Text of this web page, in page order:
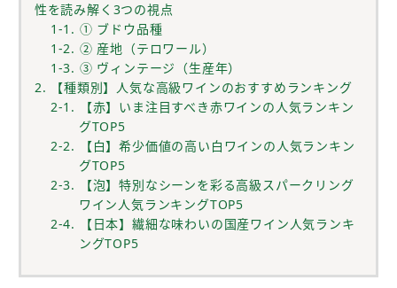
性を読み解く3つの視点
1-1. ① ブドウ品種
1-2. ② 産地（テロワール）
1-3. ③ ヴィンテージ（生産年）
2. 【種類別】人気な高級ワインのおすすめランキング
2-1. 【赤】いま注目すべき赤ワインの人気ランキン
グTOP5
2-2. 【白】希少価値の高い白ワインの人気ランキン
グTOP5
2-3. 【泡】特別なシーンを彩る高級スパークリング
ワイン人気ランキングTOP5
2-4. 【日本】繊細な味わいの国産ワイン人気ランキ
ングTOP5